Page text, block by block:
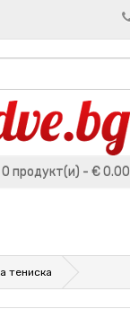
0 продукт(и) - € 0.00
тениска